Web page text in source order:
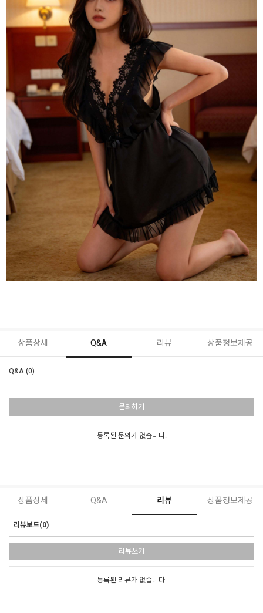
상품상세 Q&A 리뷰 상품정보제공
Q&A (0)
문의하기
등록된 문의가 없습니다.
상품상세 Q&A 리뷰 상품정보제공
리뷰보드(0)
리뷰쓰기
등록된 리뷰가 없습니다.